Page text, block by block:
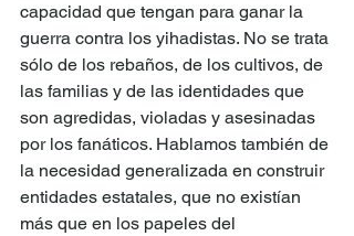
capacidad que tengan para ganar la
guerra contra los yihadistas. No se trata
sólo de los rebaños, de los cultivos, de
las familias y de las identidades que
son agredidas, violadas y asesinadas
por los fanáticos. Hablamos también de
la necesidad generalizada en construir
entidades estatales, que no existían
más que en los papeles del